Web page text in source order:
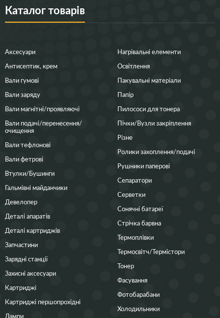
Каталог товарів
Аксесуари
Антисептик, крем
Вали гумові
Вали заряду
Вали магнітні/проявляючі
Вали подачі/перенесення/
очищення
Вали тефлонові
Вали фетрові
Втулки/Бушинги
Гальмівні майданчики
Девелопер
Деталі апаратів
Деталі картриджів
Запчастини
Зарядні станції
Захисні аксесуари
Картриджі
Картриджі першопрохідні
Лампи
Нагрівальні елементи
Освітлення
Пакувальні матеріали
Папір
Пилососи для тонера
Пічки/Вузли закріплення
Різне
Ролики захоплення/подачі
Рушники паперові
Сепаратори
Серветки
Сонячні батареї
Стрічка барвна
Термоплівки
Термосвітч/Термістори
Тонер
Фасування
Фотобарабани
Холодильники